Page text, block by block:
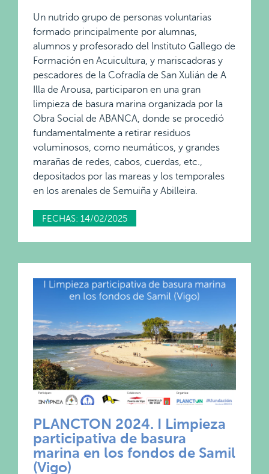
Un nutrido grupo de personas voluntarias
formado principalmente por alumnas,
alumnos y profesorado del Instituto Gallego de
Formación en Acuicultura, y mariscadoras y
pescadores de la Cofradía de San Xulián de A
Illa de Arousa, participaron en una gran
limpieza de basura marina organizada por la
Obra Social de ABANCA, donde se procedió
fundamentalmente a retirar residuos
voluminosos, como neumáticos, y grandes
marañas de redes, cabos, cuerdas, etc.,
depositados por las mareas y los temporales
en los arenales de Semuiña y Abilleira.
FECHAS: 14/02/2025
PLANCTON 2024. I Limpieza
participativa de basura
marina en los fondos de Samil
(Vigo)